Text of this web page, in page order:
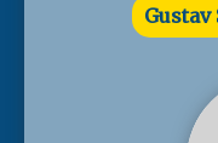
Gustav